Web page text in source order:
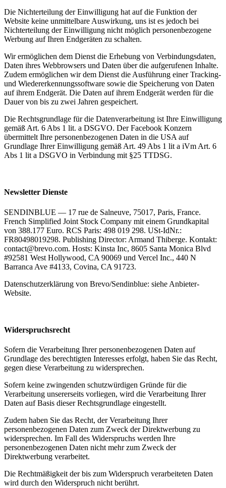
Die Nichterteilung der Einwilligung hat auf die Funktion der
Website keine unmittelbare Auswirkung, uns ist es jedoch bei
Nichterteilung der Einwilligung nicht möglich personenbezogene
Werbung auf Ihren Endgeräten zu schalten.
Wir ermöglichen dem Dienst die Erhebung von Verbindungsdaten,
Daten ihres Webbrowsers und Daten über die aufgerufenen Inhalte.
Zudem ermöglichen wir dem Dienst die Ausführung einer Tracking-
und Wiedererkennungssoftware sowie die Speicherung von Daten
auf ihrem Endgerät. Die Daten auf ihrem Endgerät werden für die
Dauer von bis zu zwei Jahren gespeichert.
Die Rechtsgrundlage für die Datenverarbeitung ist Ihre Einwilligung
gemäß Art. 6 Abs 1 lit. a DSGVO. Der Facebook Konzern
übermittelt Ihre personenbezogenen Daten in die USA auf
Grundlage Ihrer Einwilligung gemäß Art. 49 Abs 1 lit a iVm Art. 6
Abs 1 lit a DSGVO in Verbindung mit §25 TTDSG.
Newsletter Dienste
SENDINBLUE — 17 rue de Salneuve, 75017, Paris, France.
French Simplified Joint Stock Company mit einem Grundkapital
von 388.177 Euro. RCS Paris: 498 019 298. USt-IdNr.:
FR80498019298. Publishing Director: Armand Thiberge. Kontakt:
contact@brevo.com. Hosts: Kinsta Inc, 8605 Santa Monica Blvd
#92581 West Hollywood, CA 90069 und Vercel Inc., 440 N
Barranca Ave #4133, Covina, CA 91723.
Datenschutzerklärung von Brevo/Sendinblue: siehe Anbieter-
Website.
Widerspruchsrecht
Sofern die Verarbeitung Ihrer personenbezogenen Daten auf
Grundlage des berechtigten Interesses erfolgt, haben Sie das Recht,
gegen diese Verarbeitung zu widersprechen.
Sofern keine zwingenden schutzwürdigen Gründe für die
Verarbeitung unsererseits vorliegen, wird die Verarbeitung Ihrer
Daten auf Basis dieser Rechtsgrundlage eingestellt.
Zudem haben Sie das Recht, der Verarbeitung Ihrer
personenbezogenen Daten zum Zweck der Direktwerbung zu
widersprechen. Im Fall des Widerspruchs werden Ihre
personenbezogenen Daten nicht mehr zum Zweck der
Direktwerbung verarbeitet.
Die Rechtmäßigkeit der bis zum Widerspruch verarbeiteten Daten
wird durch den Widerspruch nicht berührt.